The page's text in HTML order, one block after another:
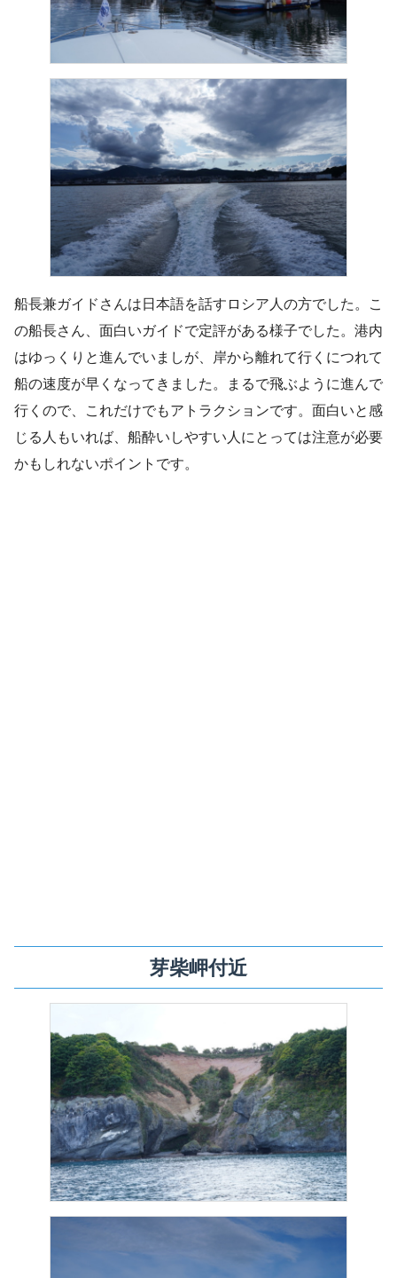
船長兼ガイドさんは日本語を話すロシア人の方でした。こ
の船長さん、面白いガイドで定評がある様子でした。港内
はゆっくりと進んでいましが、岸から離れて行くにつれて
船の速度が早くなってきました。まるで飛ぶように進んで
行くので、これだけでもアトラクションです。面白いと感
じる人もいれば、船酔いしやすい人にとっては注意が必要
かもしれないポイントです。
芽柴岬付近